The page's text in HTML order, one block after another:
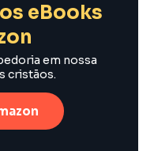
eBooks
em nossa
cristãos.